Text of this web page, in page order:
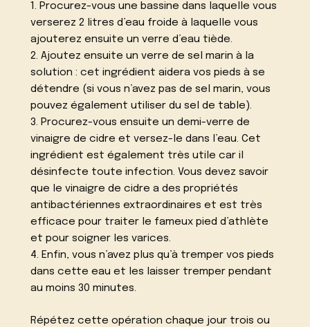
1. Procurez-vous une bassine dans laquelle vous
verserez 2 litres d’eau froide à laquelle vous
ajouterez ensuite un verre d’eau tiède.
2. Ajoutez ensuite un verre de sel marin à la
solution : cet ingrédient aidera vos pieds à se
détendre (si vous n’avez pas de sel marin, vous
pouvez également utiliser du sel de table).
3. Procurez-vous ensuite un demi-verre de
vinaigre de cidre et versez-le dans l’eau. Cet
ingrédient est également très utile car il
désinfecte toute infection. Vous devez savoir
que le vinaigre de cidre a des propriétés
antibactériennes extraordinaires et est très
efficace pour traiter le fameux pied d’athlète
et pour soigner les varices.
4. Enfin, vous n’avez plus qu’à tremper vos pieds
dans cette eau et les laisser tremper pendant
au moins 30 minutes.
Répétez cette opération chaque jour trois ou